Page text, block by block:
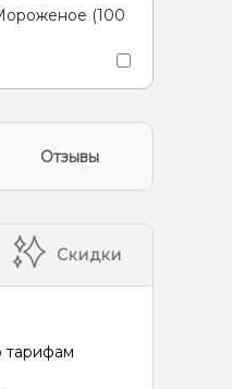
(100
Отзывы
Скидки
тарифам